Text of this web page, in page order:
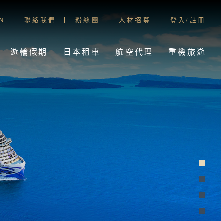
聯絡我們 粉絲團 人材招募 登入/註冊
遊輪假期 日本租車 航空代理 重機旅遊